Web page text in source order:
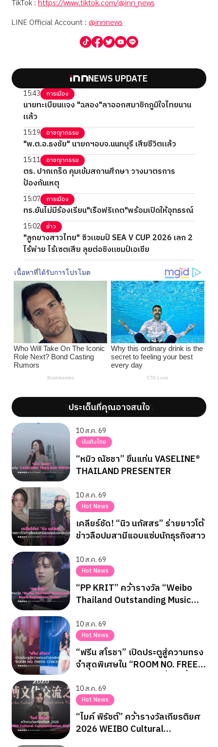
LINE Official Account : @innnews
NEWS UPDATE
15:43 การเมือง
นายทะเบียนแจง "ฉลอง"ลาออกสมาชิกภูมิใจไทยนาน
แล้ว
15:19 อาชญากรรม
"พ.ต.อ.ธงชัย" นายกฯอบจ.นนทบุรี เสียชีวิตแล้ว
15:11 อาชญากรรม
ตร. ปากเกร็ด คุมเข้มสถานศึกษา วางมาตรการ
ป้องกันเหตุ
15:07 การเมือง
ทร.ยันไม่มีร้องเรียน"เรือฟริเกต"พร้อมเปิดให้อุทธรณ์
15:02 ข่าว
"ลูกยางสาวไทย" ซิวแชมป์ SEA V CUP 2026 เลก 2
ไร้พ่าย ไร้เซตเสีย ลุยต่อชิงแชมป์เอเชีย
';ประเด็นที่คุณอาจสนใจ';
10 ส.ค. 69
บันเทิงไทย
“หมิว ณัชชา” ขึ้นแท่น VASELINE®
THAILAND PRESENTER
10 ส.ค. 69
Hot News
เคลียร์ชัด! “นิว นภัสสร” ร่ายยาวโต้
ข่าวลือปมสามีแอบแซ่บนักธุรกิจสาว
10 ส.ค. 69
Hot News
“PP KRIT” คว้ารางวัล “Weibo
Thailand Outstanding Music
10 ส.ค. 69
Hot News
“ฟรีน สโรชา” เปิดประตูสู่ความทรง
จำสุดพิเศษใน “ROOM NO. FREEN
แรก
10 ส.ค. 69
Hot News
“ไมค์ พิรัชต์” คว้ารางวัลเกียรติยศ
2026 WEIBO Cultural